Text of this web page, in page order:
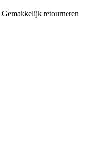
Gemakkelijk retourneren